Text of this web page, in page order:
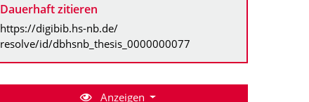
Dauerhaft zitieren
https://digibib.hs-nb.de/
resolve/id/dbhsnb_thesis_0000000077
Anzeigen